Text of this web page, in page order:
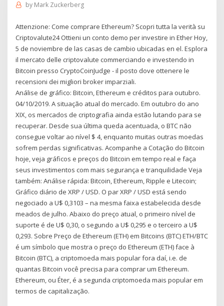
by Mark Zuckerberg
Attenzione: Come comprare Ethereum? Scopri tutta la verità su
Criptovalute24 Ottieni un conto demo per investire in Ether Hoy,
5 de noviembre de las casas de cambio ubicadas en el. Esplora
il mercato delle criptovalute commerciando e investendo in
Bitcoin presso CryptoCoinJudge - il posto dove ottenere le
recensioni dei migliori broker imparziali.
Análise de gráfico: Bitcoin, Ethereum e créditos para outubro.
04/10/2019. A situação atual do mercado. Em outubro do ano
XIX, os mercados de criptografia ainda estão lutando para se
recuperar. Desde sua última queda acentuada, o BTC não
consegue voltar ao nível $ 4, enquanto muitas outras moedas
sofrem perdas significativas. Acompanhe a Cotação do Bitcoin
hoje, veja gráficos e preços do Bitcoin em tempo real e faça
seus investimentos com mais segurança e tranquilidade Veja
também: Análise rápida: Bitcoin, Ethereum, Ripple e Litecoin;
Gráfico diário de XRP / USD. O par XRP / USD está sendo
negociado a U$ 0,3103 – na mesma faixa estabelecida desde
meados de julho. Abaixo do preço atual, o primeiro nível de
suporte é de U$ 0,30, o segundo a U$ 0,295 e o terceiro a U$
0,293. Sobre Preço de Ethereum (ETH) em Bitcoins (BTC) ETH/BTC
é um símbolo que mostra o preço do Ethereum (ETH) face à
Bitcoin (BTC), a criptomoeda mais popular fora daí, i.e. de
quantas Bitcoin você precisa para comprar um Ethereum.
Ethereum, ou Éter, é a segunda criptomoeda mais popular em
termos de capitalização.